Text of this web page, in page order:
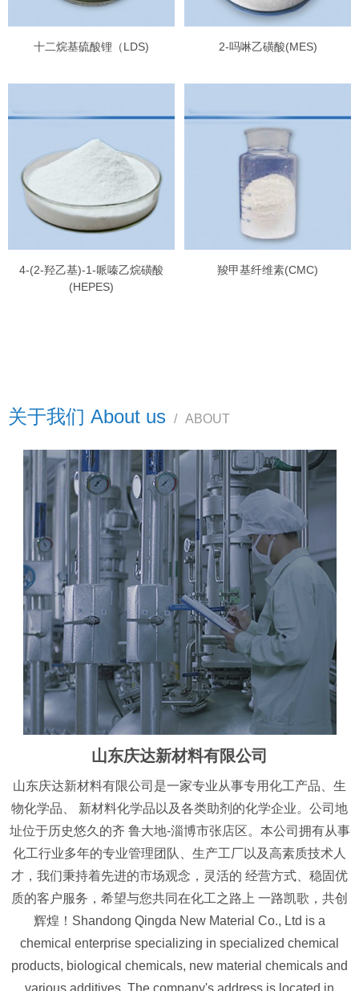
十二烷基硫酸锂（LDS) 2-吗啉乙磺酸(MES)
4-(2-羟乙基)-1-哌嗪乙烷磺酸
(HEPES)
羧甲基纤维素(CMC)
关于我们 About us / ABOUT
山东庆达新材料有限公司
山东庆达新材料有限公司是一家专业从事专用化工产品、生
物化学品、 新材料化学品以及各类助剂的化学企业。公司地
址位于历史悠久的齐 鲁大地-淄博市张店区。本公司拥有从事
化工行业多年的专业管理团队、生产工厂以及高素质技术人
才，我们秉持着先进的市场观念，灵活的 经营方式、稳固优
质的客户服务，希望与您共同在化工之路上 一路凯歌，共创
辉煌！Shandong Qingda New Material Co., Ltd is a
chemical enterprise specializing in specialized chemical
products, biological chemicals, new material chemicals and